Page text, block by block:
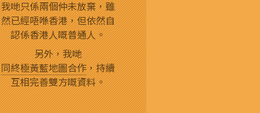
我哋只係兩個仲未放棄，雖
然已經唔喺香港，但依然自
認係香港人嘅普通人。
另外，我哋
同終極黃藍地圖合作，持續
互相完善雙方嘅資料。